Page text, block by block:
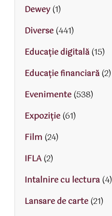
Dewey(1)
Diverse(441)
Educaţie digitală(15)
Educaţie financiară(2)
Evenimente(538)
Expoziție(61)
Film (24)
IFLA(2)
Intalnire cu lectura(4)
Lansare de carte(21)